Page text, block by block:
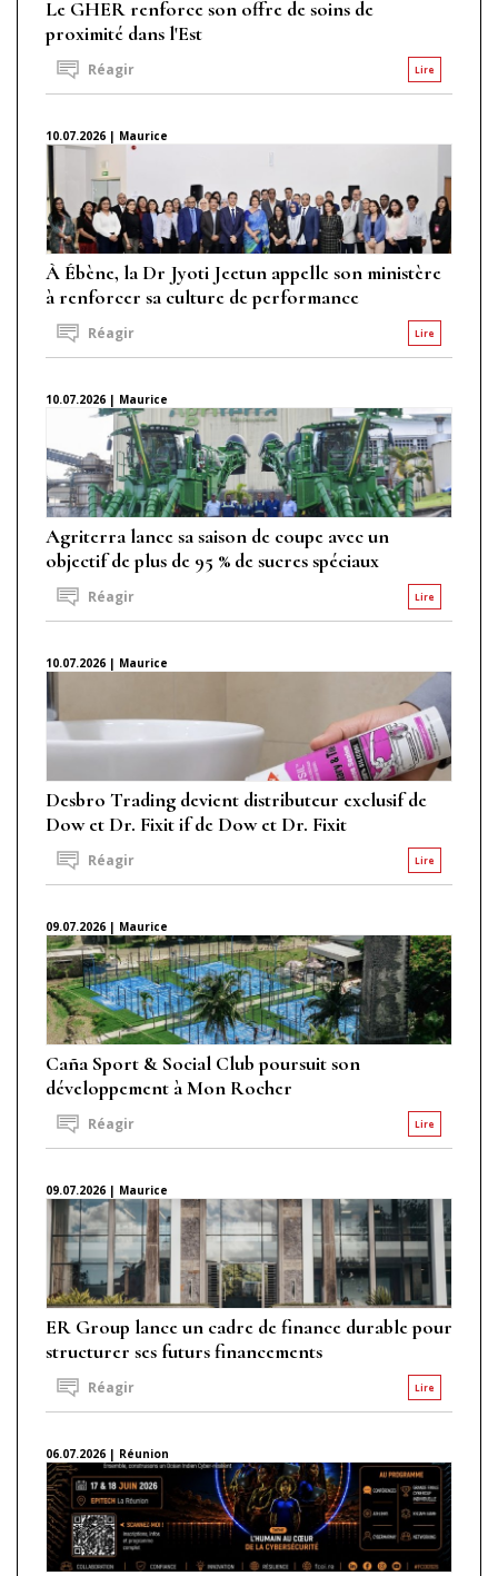
Le GHER renforce son offre de soins de
proximité dans l'Est
Lire
Réagir
10.07.2026 | Maurice
À Ébène, la Dr Jyoti Jeetun appelle son ministère
à renforcer sa culture de performance
Lire
Réagir
10.07.2026 | Maurice
Agriterra lance sa saison de coupe avec un
objectif de plus de 95 % de sucres spéciaux
Lire
Réagir
10.07.2026 | Maurice
Desbro Trading devient distributeur exclusif de
Dow et Dr. Fixit if de Dow et Dr. Fixit
Lire
Réagir
09.07.2026 | Maurice
Caña Sport & Social Club poursuit son
développement à Mon Rocher
Lire
Réagir
09.07.2026 | Maurice
ER Group lance un cadre de finance durable pour
structurer ses futurs financements
Lire
Réagir
06.07.2026 | Réunion